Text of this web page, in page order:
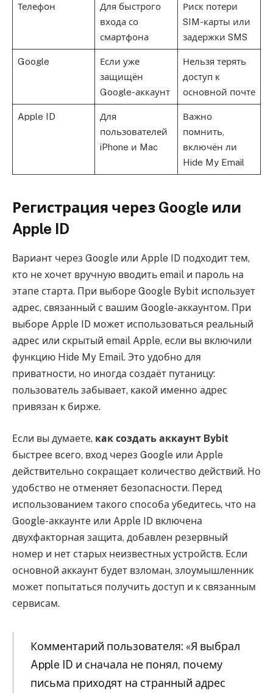
Телефон
Для быстрого
входа со
смартфона
Риск потери
SIM-карты или
задержки SMS
Google
Если уже
защищён
Google-аккаунт
Нельзя терять
доступ к
основной почте
Apple ID
Для
пользователей
iPhone и Mac
Важно
помнить,
включён ли
Hide My Email
Регистрация через Google или
Apple ID
Вариант через Google или Apple ID подходит тем,
кто не хочет вручную вводить email и пароль на
этапе старта. При выборе Google Bybit использует
адрес, связанный с вашим Google-аккаунтом. При
выборе Apple ID может использоваться реальный
адрес или скрытый email Apple, если вы включили
функцию Hide My Email. Это удобно для
приватности, но иногда создаёт путаницу:
пользователь забывает, какой именно адрес
привязан к бирже.
Если вы думаете, как создать аккаунт Bybit
быстрее всего, вход через Google или Apple
действительно сокращает количество действий. Но
удобство не отменяет безопасности. Перед
использованием такого способа убедитесь, что на
Google-аккаунте или Apple ID включена
двухфакторная защита, добавлен резервный
номер и нет старых неизвестных устройств. Если
основной аккаунт будет взломан, злоумышленник
может попытаться получить доступ и к связанным
сервисам.
Комментарий пользователя: «Я выбрал
Apple ID и сначала не понял, почему
письма приходят на странный адрес